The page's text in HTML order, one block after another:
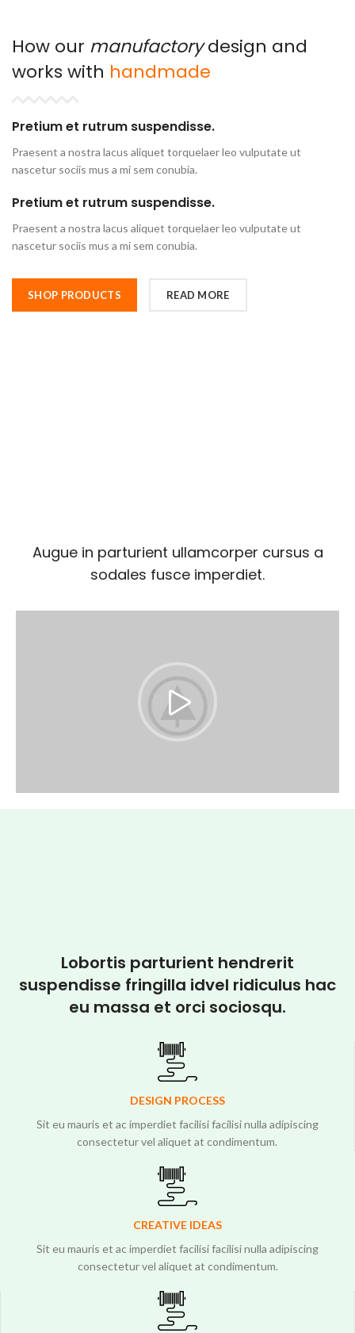
How our manufactorydesign and
works with handmade
Pretium et rutrum suspendisse.
Praesent a nostra lacus aliquet torquelaer leo vulputate ut
nascetur sociis mus a mi sem conubia.
Pretium et rutrum suspendisse.
Praesent a nostra lacus aliquet torquelaer leo vulputate ut
nascetur sociis mus a mi sem conubia.
SHOP PRODUCTS READ MORE
Augue in parturient ullamcorper cursus a
sodales fusce imperdiet.
Lobortis parturient hendrerit
suspendisse fringilla idvel ridiculus hac
eu massa et orci sociosqu.
DESIGN PROCESS
Sit eu mauris et ac imperdiet facilisi facilisi nulla adipiscing
consectetur vel aliquet at condimentum.
CREATIVE IDEAS
Sit eu mauris et ac imperdiet facilisi facilisi nulla adipiscing
consectetur vel aliquet at condimentum.